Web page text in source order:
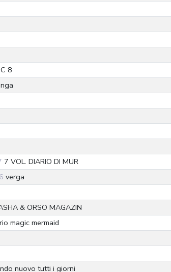
8
7 VOL. DIARIO DI MUR
verga
& ORSO MAGAZIN
magic mermaid
nuovo tutti i giorni